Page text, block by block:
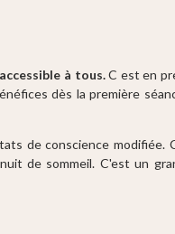
à tous.C est en
dès la première
de conscience modifiée.
de sommeil. C'est un